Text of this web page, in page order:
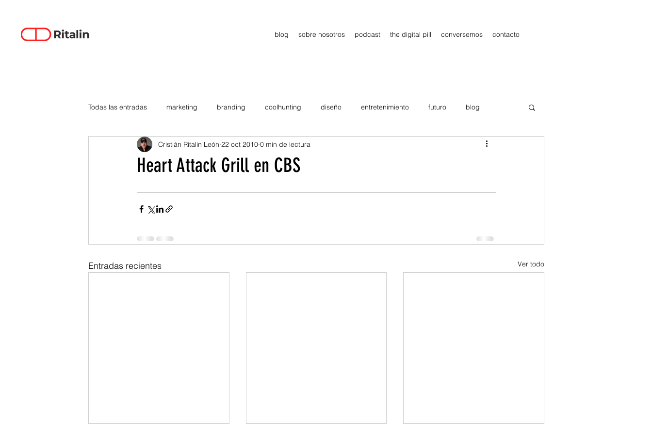
blog sobre nosotros podcast the digital pill conversemos contacto
Todas las entradas marketing branding coolhunting diseño entretenimiento futuro blog
data-driven creativity emprendimiento estrategia Publicidad
Heart Attack Grill en CBS
Cristián Ritalin León 22 oct 2010 0 min de lectura
Entradas recientes Ver todo